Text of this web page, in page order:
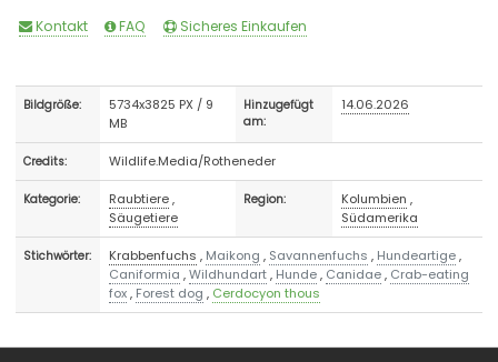
Kontakt FAQ Sicheres Einkaufen
Bildgröße:
5734x3825 PX / 9
MB
Hinzugefügt
am:
14.06.2026
Credits: Wildlife.Media/Rotheneder
Kategorie: Raubtiere,
Säugetiere
Region: Kolumbien ,
Südamerika
Stichwörter: Krabbenfuchs , Maikong , Savannenfuchs , Hundeartige,
Caniformia ,Wildhundart, Hunde, Canidae, Crab-eating
fox, Forest dog , Cerdocyon thous